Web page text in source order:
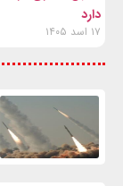
دارد
۱۷ اسد ۱۴۰۵